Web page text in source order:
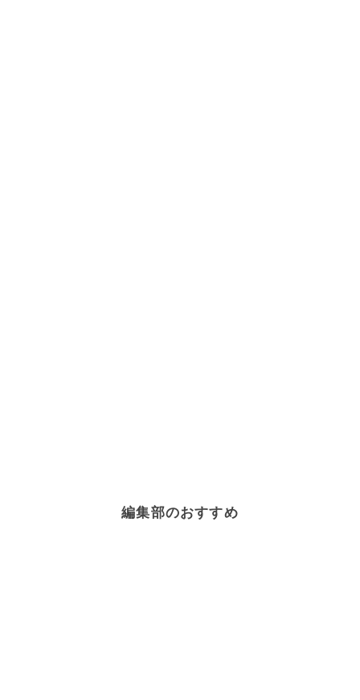
編集部のおすすめ